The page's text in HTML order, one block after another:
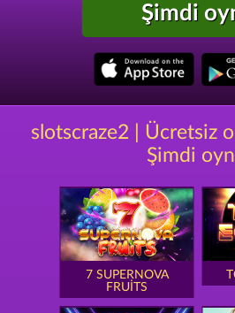
Şimdi
slotscraze2 | Ücretsiz
Şimdi
7 SUPERNOVA
FRUITS